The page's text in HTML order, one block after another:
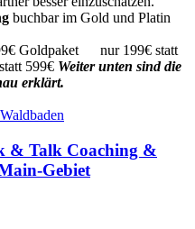
buchbar im Gold und Platin
Goldpaket nur 199€ statt
599€ Weiter unten sind die
erklärt.
& Talk Coaching &
Gebiet